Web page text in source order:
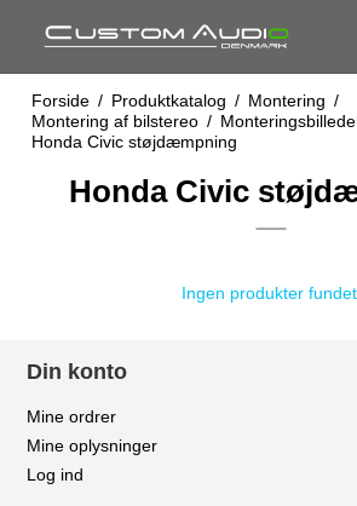
Forside / Produktkatalog / Montering /
Montering af bilstereo /
Honda Civic støjdæmpning
Honda Civic
Ingen produkter fundet.
Din konto
Mine ordrer
Mine oplysninger
Log ind